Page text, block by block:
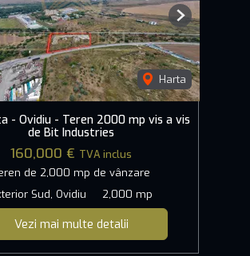
Harta
Next
- Ovidiu - Teren 2000 mp vis a vis
de Bit Industries
160,000 € TVA inclus
de 2,000 mp de vânzare
Sud, Ovidiu
2,000 mp
Vezi mai multe detalii